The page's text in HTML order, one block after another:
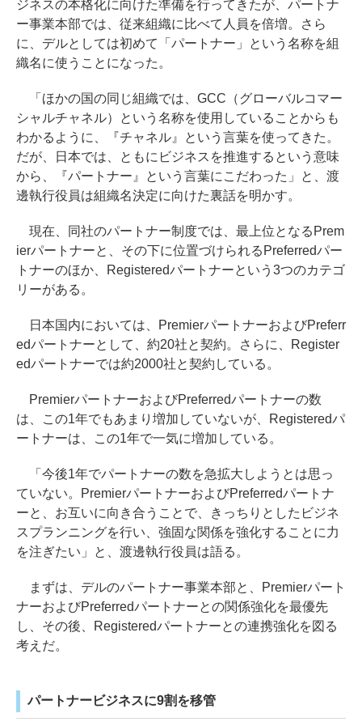
ジネスの本格化に向けた準備を行ってきたが、パートナ
ー事業本部では、従来組織に比べて人員を倍増。さら
に、デルとしては初めて「パートナー」という名称を組
織名に使うことになった。
「ほかの国の同じ組織では、GCC（グローバルコマー
シャルチャネル）という名称を使用していることからも
わかるように、『チャネル』という言葉を使ってきた。
だが、日本では、ともにビジネスを推進するという意味
から、『パートナー』という言葉にこだわった」と、渡
邊執行役員は組織名決定に向けた裏話を明かす。
現在、同社のパートナー制度では、最上位となるPrem
ierパートナーと、その下に位置づけられるPreferredパー
トナーのほか、Registeredパートナーという3つのカテゴ
リーがある。
日本国内においては、PremierパートナーおよびPreferr
edパートナーとして、約20社と契約。さらに、Register
edパートナーでは約2000社と契約している。
PremierパートナーおよびPreferredパートナーの数
は、この1年でもあまり増加していないが、Registeredパ
ートナーは、この1年で一気に増加している。
「今後1年でパートナーの数を急拡大しようとは思っ
ていない。PremierパートナーおよびPreferredパートナ
ーと、お互いに向き合うことで、きっちりとしたビジネ
スプランニングを行い、強固な関係を強化することに力
を注ぎたい」と、渡邊執行役員は語る。
まずは、デルのパートナー事業本部と、Premierパート
ナーおよびPreferredパートナーとの関係強化を最優先
し、その後、Registeredパートナーとの連携強化を図る
考えだ。
パートナービジネスに9割を移管